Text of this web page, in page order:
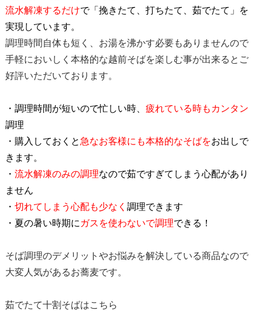
流水解凍するだけで「挽きたて、打ちたて、茹でたて」を
実現しています。
調理時間自体も短く、お湯を沸かす必要もありませんので
手軽においしく本格的な越前そばを楽しむ事が出来るとご
好評いただいております。
・調理時間が短いので忙しい時、 疲れている時もカンタン
調理
・購入しておくと 急なお客様にも本格的なそばをお出しで
きます。
・ 流水解凍のみの調理なので茹ですぎてしまう心配があり
ません
・ 切れてしまう心配も少なく 調理できます
・夏の暑い時期に ガスを使わないで調理できる！
そば調理のデメリットやお悩みを解決している商品なので
大変人気があるお蕎麦です。
茹でたて十割そばはこちら